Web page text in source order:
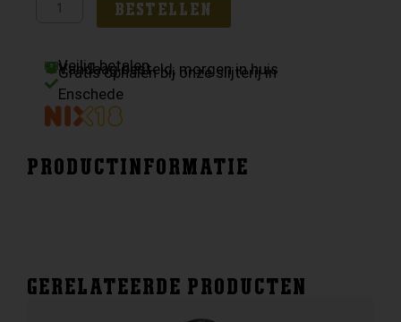
BESTELLEN
Veilig betalen
Vandaag besteld, morgen in huis
Gratis ophalen bij onze slijterij in
Enschede
PRODUCTINFORMATIE
GERELATEERDE PRODUCTEN